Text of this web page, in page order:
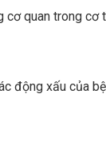
quan trong cơ
động xấu của